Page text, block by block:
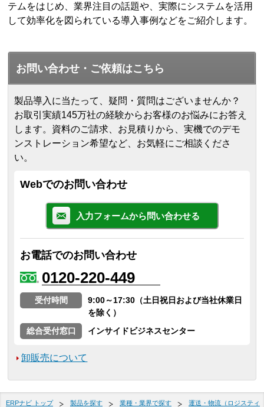
テムをはじめ、業界注目の話題や、実際にシステムを活用
して効率化を図られている導入事例などをご紹介します。
お問い合わせ・ご依頼はこちら
製品導入に当たって、疑問・質問はございませんか？
お取引実績145万社の経験からお客様のお悩みにお答え
します。 資料のご請求、お見積りから、実機でのデモ
ンストレーション希望など、お気軽にご相談くださ
い。
Webでのお問い合わせ
入力フォームから問い合わせる
お電話でのお問い合わせ
0120-220-449
受付時間
9:00～17:30（土日祝日および当社休業日
を除く）
総合受付窓口
インサイドビジネスセンター
卸販売について
ERPナビ トップ 製品を探す 業種・業界で探す
運送・物流（ロジスティ